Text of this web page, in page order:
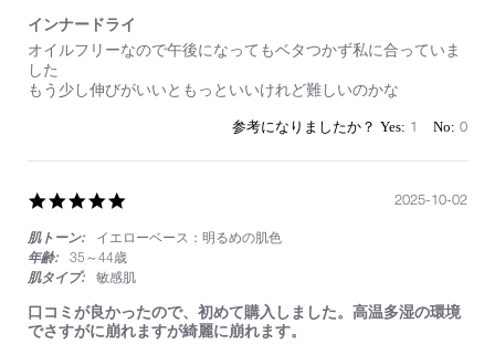
インナードライ
Review
by
on
review
stating
イ
ド
イ
オイルフリーなので午後になってもベタつかず私に合っていま
した
もう少し伸びがいいともっといいけれど難しいのかな
1 0
rating
肌トーン:
イエローベース：明るめの肌色
年齢:
35～44歳
肌タイプ:
敏感肌
口コミが良かったので、初めて購入しました。高温多湿の環境
でさすがに崩れますが綺麗に崩れます。
2025-10-02